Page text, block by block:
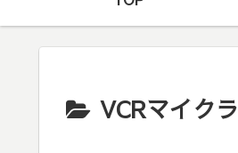
VCRマイクラ